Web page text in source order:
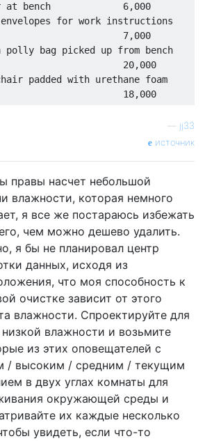
at bench             6,000
for work instructions
7,000
polly bag picked up from bench
20,000
padded with urethane foam
jj33
источник
правы насчет небольшой
влажности, которая немного
я все же постараюсь избежать
чем можно дешево удалить.
я бы не планировал центр
данных, исходя из
что моя способность к
очистке зависит от этого
влажности. Спроектируйте для
влажности и возьмите
из этих оповещателей с
/ высоким / средним / текущим
в двух углах комнаты для
окружающей среды и
их каждые несколько
увидеть, если что-то